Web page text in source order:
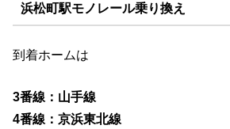
浜松町駅モノレール乗り換え
到着ホームは
3番線：山手線
4番線：京浜東北線